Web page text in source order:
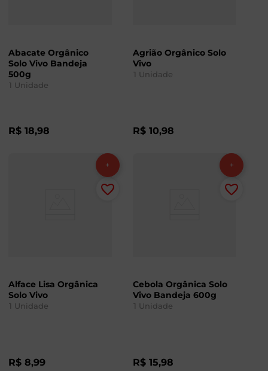
Abacate Orgânico
Solo Vivo Bandeja
500g
1 Unidade
R$ 18,98
Agrião Orgânico Solo
Vivo
1 Unidade
R$ 10,98
Alface Lisa Orgânica
Solo Vivo
1 Unidade
R$ 8,99
Cebola Orgânica Solo
Vivo Bandeja 600g
1 Unidade
R$ 15,98